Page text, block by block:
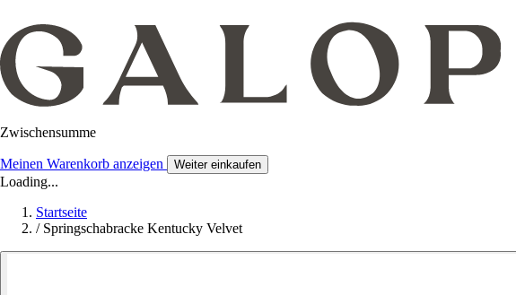
Zwischensumme
Meinen Warenkorb anzeigen Weiter einkaufen
Loading...
Startseite
/ Springschabracke Kentucky Velvet